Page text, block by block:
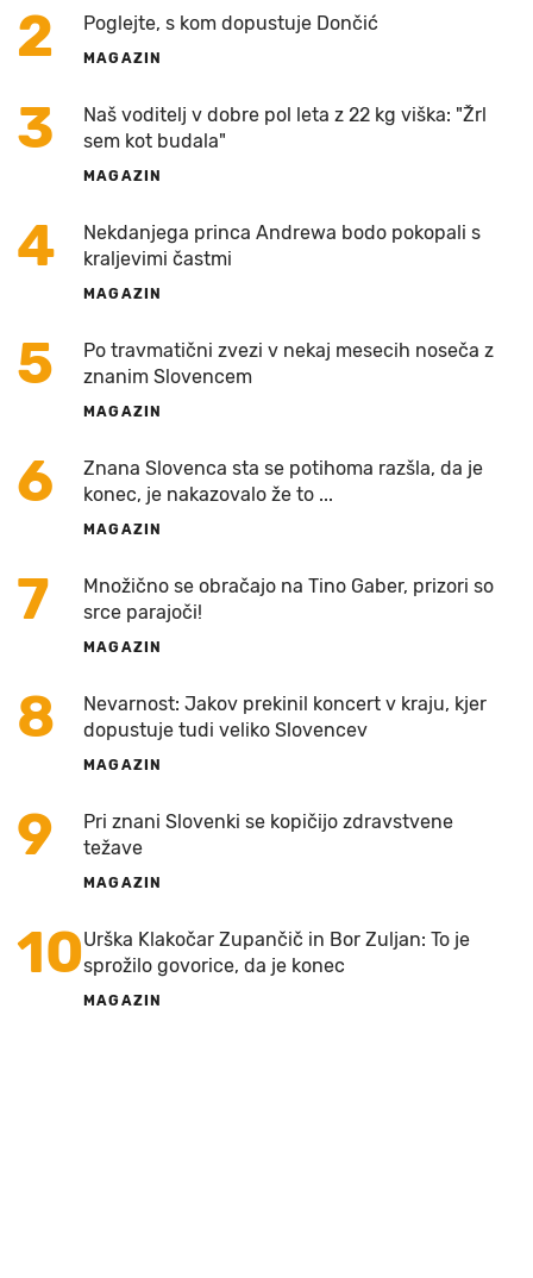
2 Poglejte, s kom dopustuje Dončić
MAGAZIN
3
Naš voditelj v dobre pol leta z 22 kg viška: "Žrl
sem kot budala"
MAGAZIN
4
Nekdanjega princa Andrewa bodo pokopali s
kraljevimi častmi
MAGAZIN
5
Po travmatični zvezi v nekaj mesecih noseča z
znanim Slovencem
MAGAZIN
6
Znana Slovenca sta se potihoma razšla, da je
konec, je nakazovalo že to ...
MAGAZIN
7
Množično se obračajo na Tino Gaber, prizori so
srce parajoči!
MAGAZIN
8
Nevarnost: Jakov prekinil koncert v kraju, kjer
dopustuje tudi veliko Slovencev
MAGAZIN
9
Pri znani Slovenki se kopičijo zdravstvene
težave
MAGAZIN
10Urška Klakočar Zupančič in Bor Zuljan: To je
sprožilo govorice, da je konec
MAGAZIN